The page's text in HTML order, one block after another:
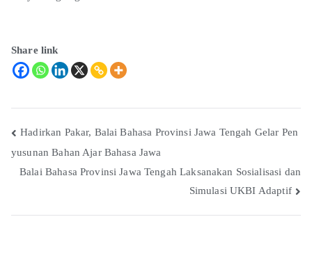
Share link
Hadirkan Pakar, Balai Bahasa Provinsi Jawa Tengah Gelar Pen
yusunan Bahan Ajar Bahasa Jawa
Balai Bahasa Provinsi Jawa Tengah Laksanakan Sosialisasi dan
Simulasi UKBI Adaptif